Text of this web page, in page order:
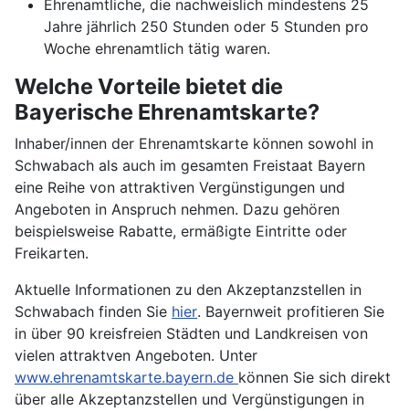
Ehrenamtliche, die nachweislich mindestens 25
Jahre jährlich 250 Stunden oder 5 Stunden pro
Woche ehrenamtlich tätig waren.
Welche Vorteile bietet die
Bayerische Ehrenamtskarte?
Inhaber/innen der Ehrenamtskarte können sowohl in
Schwabach als auch im gesamten Freistaat Bayern
eine Reihe von attraktiven Vergünstigungen und
Angeboten in Anspruch nehmen. Dazu gehören
beispielsweise Rabatte, ermäßigte Eintritte oder
Freikarten.
Aktuelle Informationen zu den Akzeptanzstellen in
Schwabach finden Sie hier. Bayernweit profitieren Sie
in über 90 kreisfreien Städten und Landkreisen von
vielen attraktven Angeboten. Unter
www.ehrenamtskarte.bayern.de können Sie sich direkt
über alle Akzeptanzstellen und Vergünstigungen in